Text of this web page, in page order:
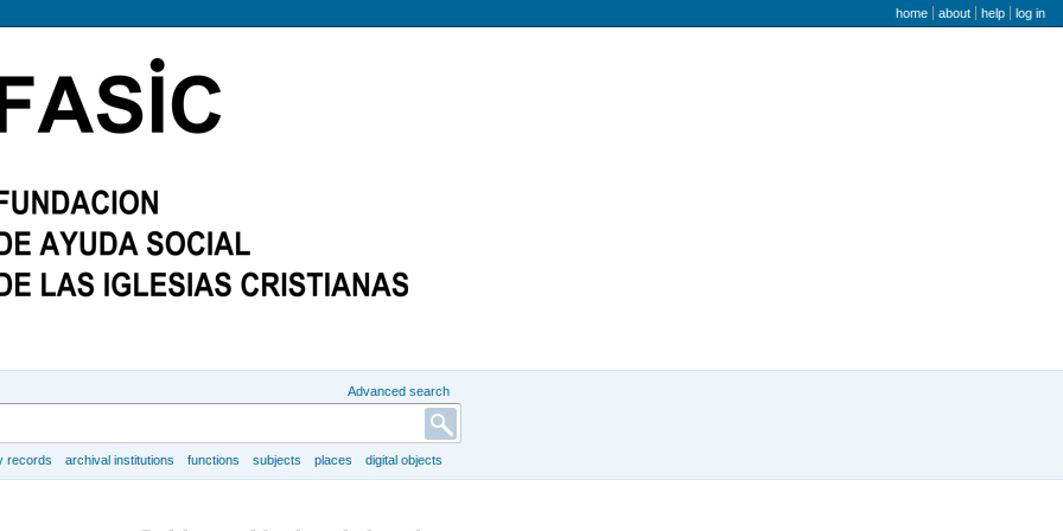
user menu
home about help log in
Advanced search
records archival institutions functions subjects places digital objects